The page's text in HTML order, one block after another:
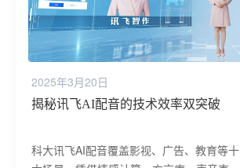
2025年3月20日
揭秘讯飞AI配音的技术效率双突破
科大讯飞AI配音覆盖影视、广告、教育等十